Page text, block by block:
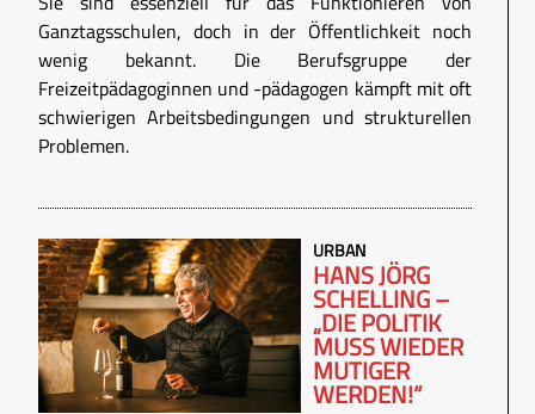
Ganztagsschulen, doch in der Öffentlichkeit noch
wenig bekannt. Die Berufsgruppe der
Freizeitpädagoginnen und -pädagogen kämpft mit oft
schwierigen Arbeitsbedingungen und strukturellen
Problemen.
URBAN
HANS JÖRG
SCHELLING –
„DIE POLITIK
MUSS WIEDER
MUTIGER
WERDEN!“